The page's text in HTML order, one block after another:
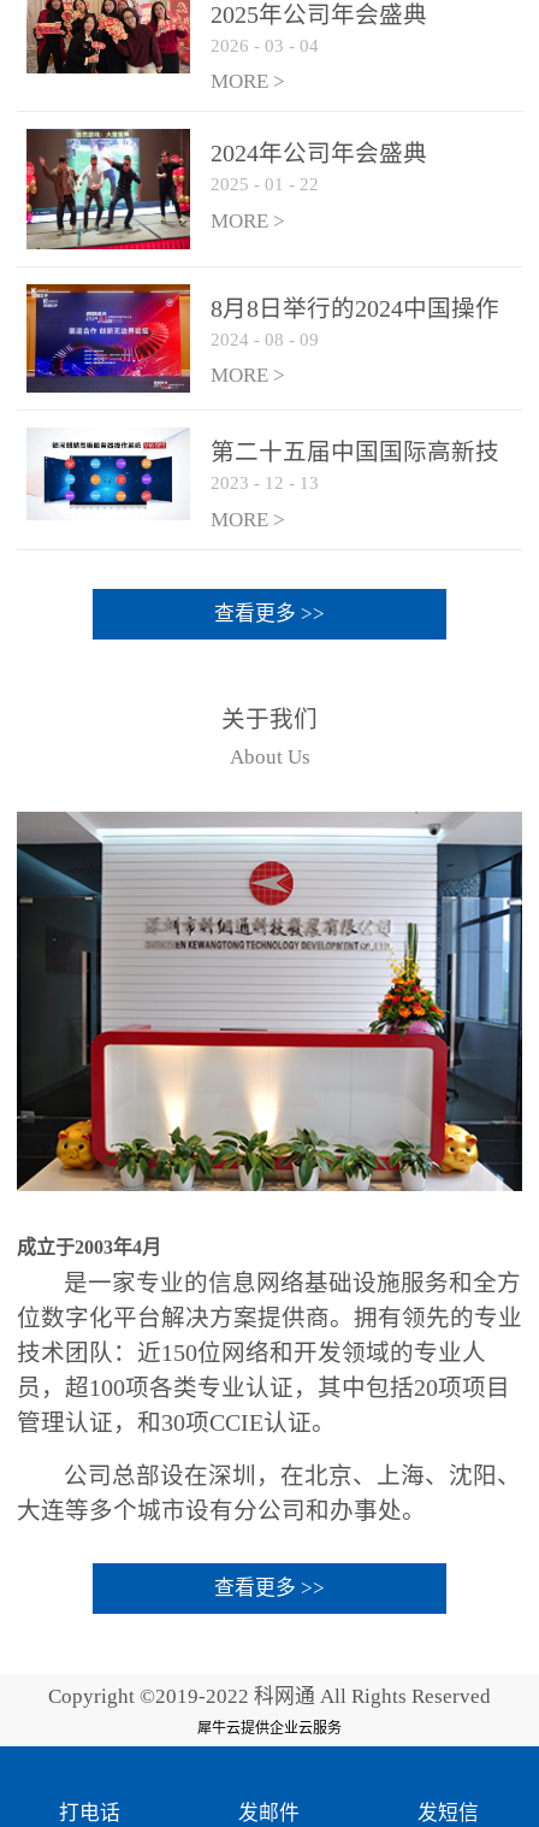
2025年公司年会盛典
2026 - 03 - 04
MORE >
2024年公司年会盛典
2025 - 01 - 22
MORE >
8月8日举行的2024中国操作
系统产业大会渠道论坛，科
网通荣获区域营销优质伙伴
2024 - 08 - 09
MORE >
第二十五届中国国际高新技
术成果交易会 银河麒麟高级
服务器操作系统荣获 “优秀
2023 - 12 - 13
MORE >
查看更多 >>
关于我们
About Us
成立于2003年4月
是一家专业的信息网络基础设施服务和全方
位数字化平台解决方案提供商。拥有领先的专业
技术团队：近150位网络和开发领域的专业人
员，超100项各类专业认证，其中包括20项项目
管理认证，和30项CCIE认证。
公司总部设在深圳，在北京、上海、沈阳、
大连等多个城市设有分公司和办事处。
查看更多 >>
Copyright ©2019-2022 科网通 All Rights Reserved
犀牛云提供企业云服务
打电话 发邮件 发短信